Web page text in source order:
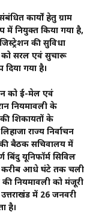
कार्यों हेतु ग्राम
में नियुक्त किया गया है,
की सुविधा
को सरल एवं सुचारू
गया है।
को ई-मेल एवं
नियमावली के
शिकायतों के
राज्य निर्वाचन
बैठक सचिवालय में
यूनिफॉर्म सिविल
करीब आधे घंटे तक चली
नियमावली को मंजूरी
में 26 जनवरी
है।